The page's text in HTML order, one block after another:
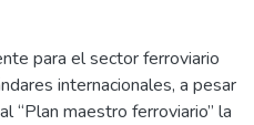
para el sector ferroviario
internacionales, a pesar
“Plan maestro ferroviario” la